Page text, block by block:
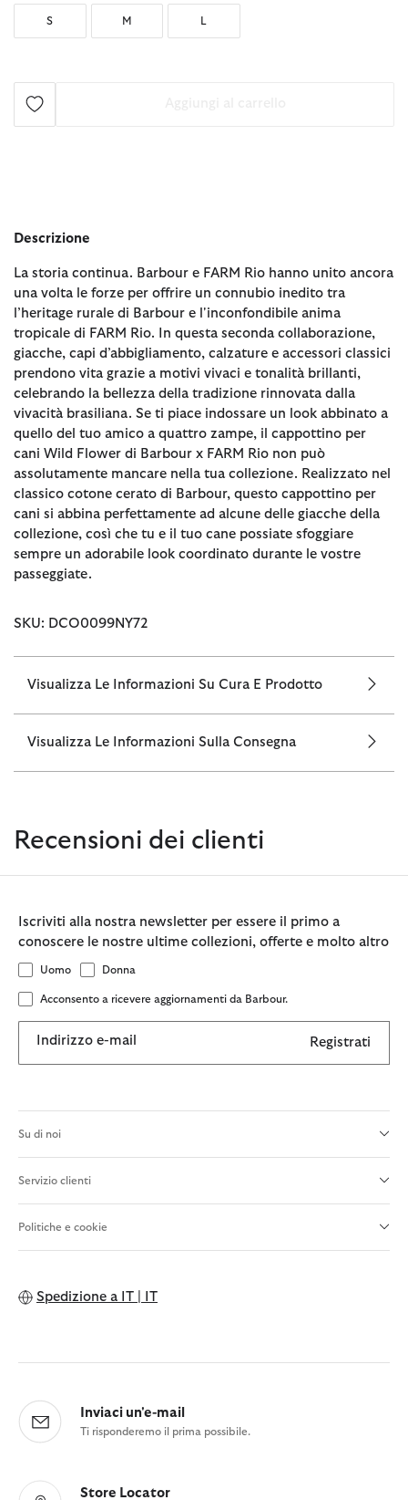
S M L
Descrizione
La storia continua. Barbour e FARM Rio hanno unito ancora
una volta le forze per offrire un connubio inedito tra
l’heritage rurale di Barbour e l'inconfondibile anima
tropicale di FARM Rio. In questa seconda collaborazione,
giacche, capi d’abbigliamento, calzature e accessori classici
prendono vita grazie a motivi vivaci e tonalità brillanti,
celebrando la bellezza della tradizione rinnovata dalla
vivacità brasiliana. Se ti piace indossare un look abbinato a
quello del tuo amico a quattro zampe, il cappottino per
cani Wild Flower di Barbour x FARM Rio non può
assolutamente mancare nella tua collezione. Realizzato nel
classico cotone cerato di Barbour, questo cappottino per
cani si abbina perfettamente ad alcune delle giacche della
collezione, così che tu e il tuo cane possiate sfoggiare
sempre un adorabile look coordinato durante le vostre
passeggiate.
SKU: DCO0099NY72
Visualizza Le Informazioni Su Cura E Prodotto
Visualizza Le Informazioni Sulla Consegna
Recensioni dei clienti
Iscriviti alla nostra newsletter per essere il primo a
conoscere le nostre ultime collezioni, offerte e molto altro
Uomo Donna
Acconsento a ricevere aggiornamenti da Barbour.
Indirizzo e-mail Registrati
Su di noi
Servizio clienti
Politiche e cookie
Spedizione a IT | IT
Inviaci un'e-mail
Ti risponderemo il prima possibile.
Store Locator